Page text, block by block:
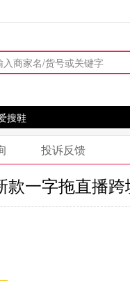
搜鞋
投诉反馈
款一字拖直播